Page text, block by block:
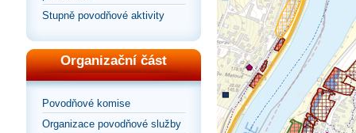
Stupně povodňové aktivity
Organizační část
Povodňové komise
Organizace povodňové služby